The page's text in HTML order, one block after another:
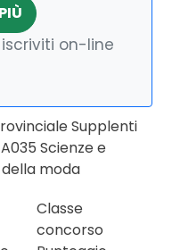
on-line
Supplenti
Scienze e
moda
Classe
concorso